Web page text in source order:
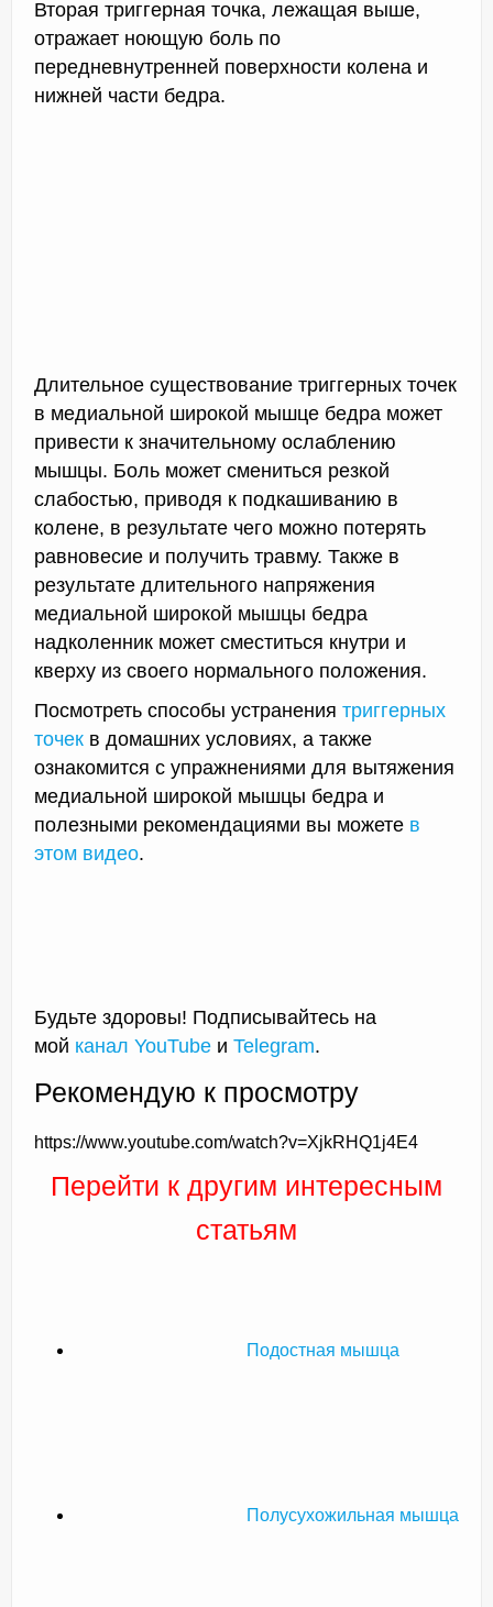
Вторая триггерная точка, лежащая выше,
отражает ноющую боль по
передневнутренней поверхности колена и
нижней части бедра.
Длительное существование триггерных точек
в медиальной широкой мышце бедра может
привести к значительному ослаблению
мышцы. Боль может смениться резкой
слабостью, приводя к подкашиванию в
колене, в результате чего можно потерять
равновесие и получить травму. Также в
результате длительного напряжения
медиальной широкой мышцы бедра
надколенник может сместиться кнутри и
кверху из своего нормального положения.
Посмотреть способы устранения триггерных
точек в домашних условиях, а также
ознакомится с упражнениями для вытяжения
медиальной широкой мышцы бедра и
полезными рекомендациями вы можете в
этом видео.
Будьте здоровы! Подписывайтесь на
мой канал YouTube и Telegram.
Рекомендую к просмотру
https://www.youtube.com/watch?v=XjkRHQ1j4E4
Перейти к другим интересным
статьям
Подостная мышца
Полусухожильная мышца